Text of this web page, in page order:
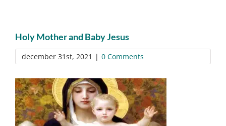
Holy Mother and Baby Jesus
december 31st, 2021 | 0 Comments